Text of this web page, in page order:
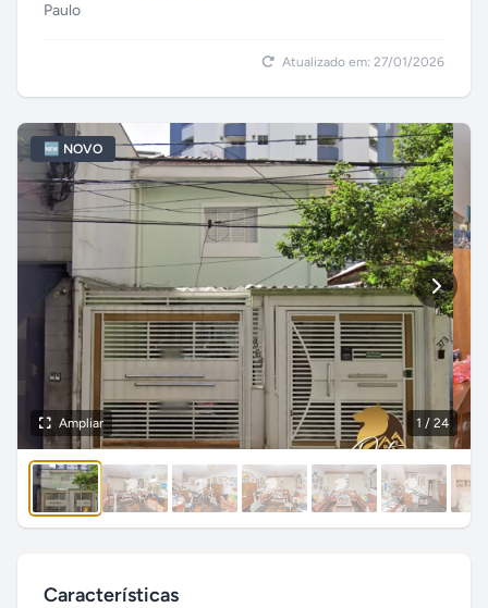
Paulo
Atualizado em: 27/01/2026
1 / 24
🆕 NOVO
Ampliar
Características